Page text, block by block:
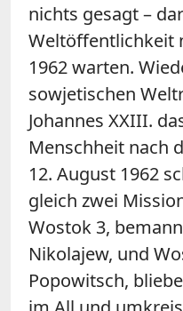
nichts gesagt –
Weltöffentlichkeit
1962 warten.
sowjetischen
Johannes XXIII.
Menschheit nach
12. August 1962
gleich zwei
Wostok 3,
Nikolajew, und
Popowitsch,